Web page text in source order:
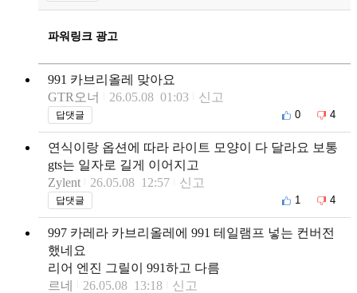
파워링크 광고
991 카브리올레 맞아요
GTR오너
26.05.08 01:03 신고
답댓글 0 4
연식이랑 옵션에 따라 라이트 모양이 다 달라요 보통
gts는 일자로 길게 이어지고
Zylent
26.05.08 12:57 신고
답댓글 1 4
997 카레라 카브리올레에 991 테일램프 넣는 컨버전
했네요
리어 엔진 그릴이 991하고 다름
르네
26.05.08 13:18 신고